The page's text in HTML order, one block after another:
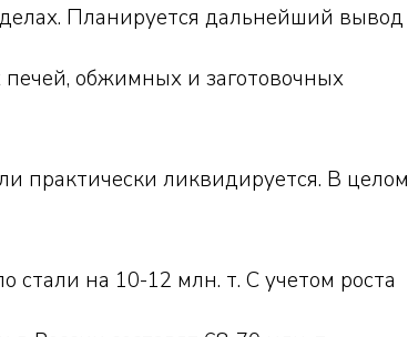
Планируется дальнейший вывод
печей, обжимных и заготовочных
практически ликвидируется. В целом
стали на 10-12 млн. т. С учетом роста